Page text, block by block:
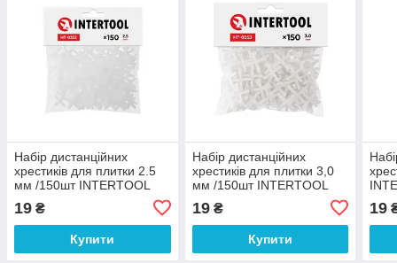
Набір дистанційних
хрестиків для плитки 2.5
мм /150шт INTERTOOL
19 ₴
Купити
Набір дистанційних
хрестиків для плитки 3,0
мм /150шт INTERTOOL
19₴
Купити
19